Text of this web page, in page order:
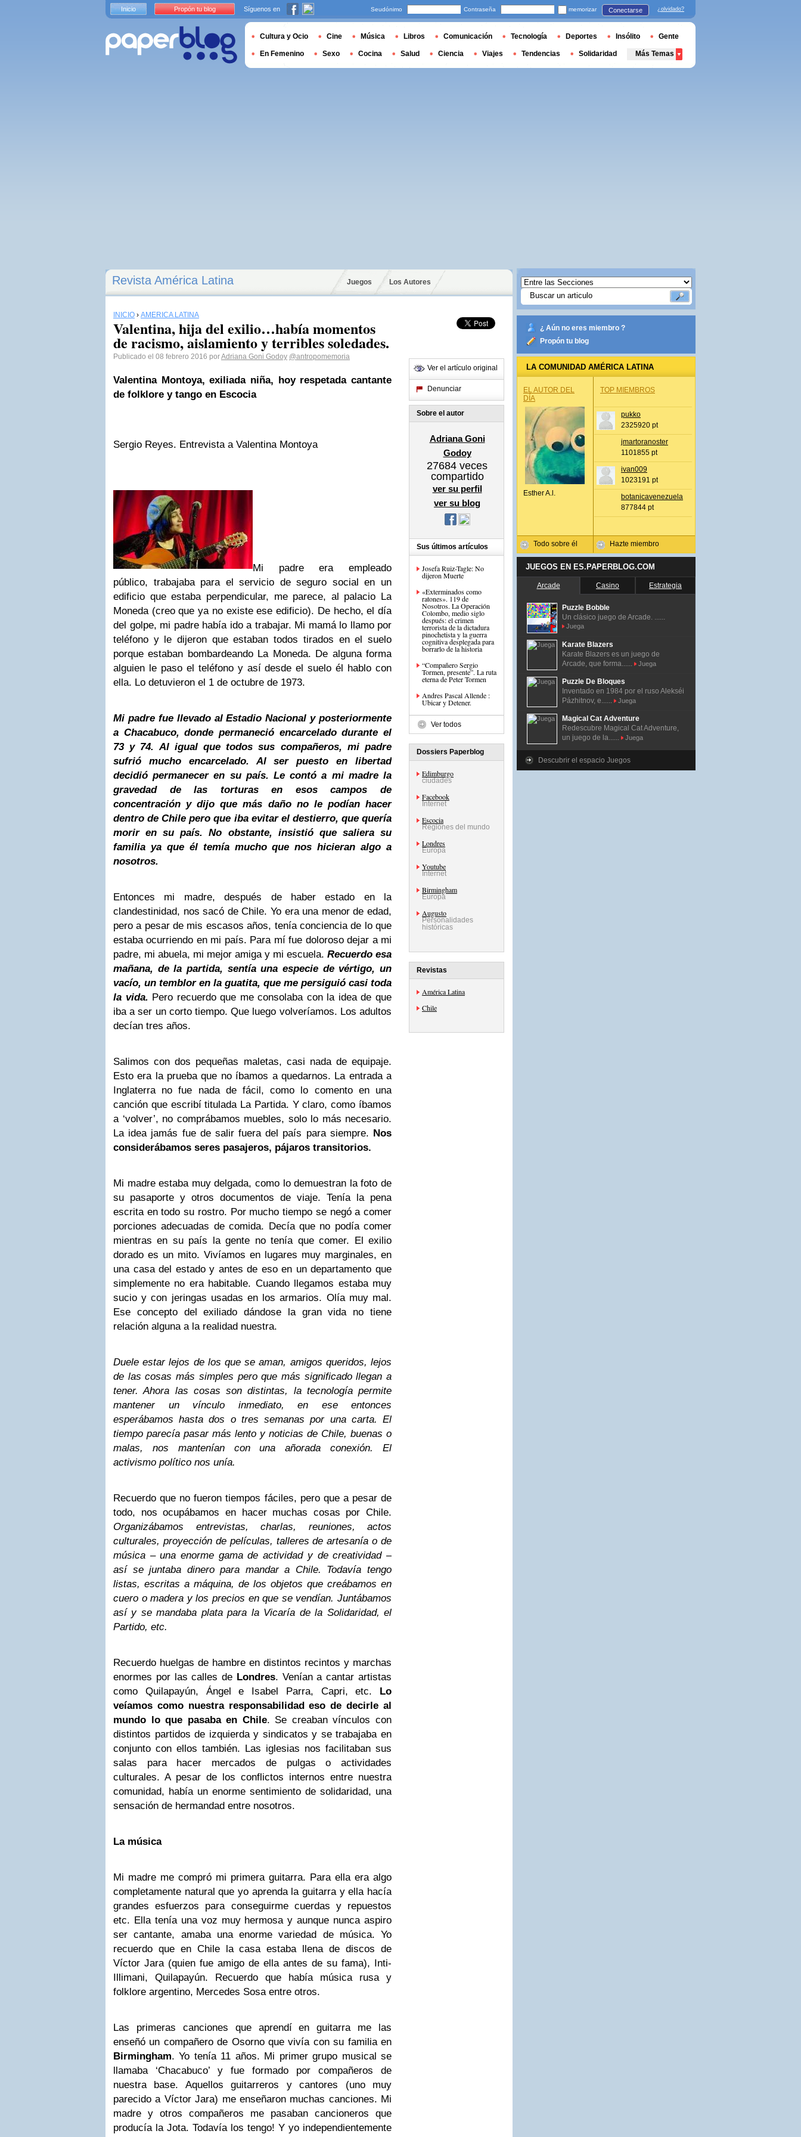
Revista América Latina Juegos Los Autores
INICIO › AMÉRICA LATINA
Valentina, hija del exilio…había momentos
de racismo, aislamiento y terribles soledades.
Publicado el 08 febrero 2016 porAdriana Goni Godoy @antropomemoria
Valentina Montoya, exiliada niña, hoy respetada cantante
de folklore y tango en Escocia
Sergio Reyes. Entrevista a Valentina Montoya
Mi padre era empleado
público, trabajaba para el servicio de seguro social en un
edificio que estaba perpendicular, me parece, al palacio La
Moneda (creo que ya no existe ese edificio). De hecho, el día
del golpe, mi padre había ido a trabajar. Mi mamá lo llamo por
teléfono y le dijeron que estaban todos tirados en el suelo
porque estaban bombardeando La Moneda. De alguna forma
alguien le paso el teléfono y así desde el suelo él hablo con
ella. Lo detuvieron el 1 de octubre de 1973.
Mi padre fue llevado al Estadio Nacional y posteriormente
a Chacabuco, donde permaneció encarcelado durante el
73 y 74. Al igual que todos sus compañeros, mi padre
sufrió mucho encarcelado. Al ser puesto en libertad
decidió permanecer en su país. Le contó a mi madre la
gravedad de las torturas en esos campos de
concentración y dijo que más daño no le podían hacer
dentro de Chile pero que iba evitar el destierro, que quería
morir en su país. No obstante, insistió que saliera su
familia ya que él temía mucho que nos hicieran algo a
nosotros.
Entonces mi madre, después de haber estado en la
clandestinidad, nos sacó de Chile. Yo era una menor de edad,
pero a pesar de mis escasos años, tenía conciencia de lo que
estaba ocurriendo en mi país. Para mí fue doloroso dejar a mi
padre, mi abuela, mi mejor amiga y mi escuela. Recuerdo esa
mañana, de la partida, sentía una especie de vértigo, un
vacío, un temblor en la guatita, que me persiguió casi toda
la vida. Pero recuerdo que me consolaba con la idea de que
iba a ser un corto tiempo. Que luego volveríamos. Los adultos
decían tres años.
Salimos con dos pequeñas maletas, casi nada de equipaje.
Esto era la prueba que no íbamos a quedarnos. La entrada a
Inglaterra no fue nada de fácil, como lo comento en una
canción que escribí titulada La Partida. Y claro, como íbamos
a ‘volver’, no comprábamos muebles, solo lo más necesario.
La idea jamás fue de salir fuera del país para siempre. Nos
considerábamos seres pasajeros, pájaros transitorios.
Mi madre estaba muy delgada, como lo demuestran la foto de
su pasaporte y otros documentos de viaje. Tenía la pena
escrita en todo su rostro. Por mucho tiempo se negó a comer
porciones adecuadas de comida. Decía que no podía comer
mientras en su país la gente no tenía que comer. El exilio
dorado es un mito. Vivíamos en lugares muy marginales, en
una casa del estado y antes de eso en un departamento que
simplemente no era habitable. Cuando llegamos estaba muy
sucio y con jeringas usadas en los armarios. Olía muy mal.
Ese concepto del exiliado dándose la gran vida no tiene
relación alguna a la realidad nuestra.
Duele estar lejos de los que se aman, amigos queridos, lejos
de las cosas más simples pero que más significado llegan a
tener. Ahora las cosas son distintas, la tecnología permite
mantener un vínculo inmediato, en ese entonces
esperábamos hasta dos o tres semanas por una carta. El
tiempo parecía pasar más lento y noticias de Chile, buenas o
malas, nos mantenían con una añorada conexión. El
activismo político nos unía.
Recuerdo que no fueron tiempos fáciles, pero que a pesar de
todo, nos ocupábamos en hacer muchas cosas por Chile.
Organizábamos entrevistas, charlas, reuniones, actos
culturales, proyección de películas, talleres de artesanía o de
música – una enorme gama de actividad y de creatividad –
así se juntaba dinero para mandar a Chile. Todavía tengo
listas, escritas a máquina, de los objetos que creábamos en
cuero o madera y los precios en que se vendían. Juntábamos
así y se mandaba plata para la Vicaría de la Solidaridad, el
Partido, etc.
Recuerdo huelgas de hambre en distintos recintos y marchas
enormes por las calles de Londres. Venían a cantar artistas
como Quilapayún, Ángel e Isabel Parra, Capri, etc. Lo
veíamos como nuestra responsabilidad eso de decirle al
mundo lo que pasaba en Chile. Se creaban vínculos con
distintos partidos de izquierda y sindicatos y se trabajaba en
conjunto con ellos también. Las iglesias nos facilitaban sus
salas para hacer mercados de pulgas o actividades
culturales. A pesar de los conflictos internos entre nuestra
comunidad, había un enorme sentimiento de solidaridad, una
sensación de hermandad entre nosotros.
La música
Mi madre me compró mi primera guitarra. Para ella era algo
completamente natural que yo aprenda la guitarra y ella hacía
grandes esfuerzos para conseguirme cuerdas y repuestos
etc. Ella tenía una voz muy hermosa y aunque nunca aspiro
ser cantante, amaba una enorme variedad de música. Yo
recuerdo que en Chile la casa estaba llena de discos de
Víctor Jara (quien fue amigo de ella antes de su fama), Inti-
Illimani, Quilapayún. Recuerdo que había música rusa y
folklore argentino, Mercedes Sosa entre otros.
Las primeras canciones que aprendí en guitarra me las
enseñó un compañero de Osorno que vivía con su familia en
Birmingham. Yo tenía 11 años. Mi primer grupo musical se
llamaba ‘Chacabuco’ y fue formado por compañeros de
nuestra base. Aquellos guitarreros y cantores (uno muy
parecido a Víctor Jara) me enseñaron muchas canciones. Mi
madre y otros compañeros me pasaban cancioneros que
producía la Jota. Todavía los tengo! Y yo independientemente
Ver el artículo original
Denunciar
Sobre el autor
Adriana Goni
Godoy
27684 veces
compartido
ver su perfil
ver su blog
Sus últimos artículos
Josefa Ruiz-Tagle: No
dijeron Muerte
«Exterminados como
ratones». 119 de
Nosotros. La Operación
Colombo, medio siglo
después: el crimen
terrorista de la dictadura
pinochetista y la guerra
cognitiva desplegada para
borrarlo de la historia
“Compañero Sergio
Tormen, presente”. La ruta
eterna de Peter Tormen
Andres Pascal Allende :
Ubicar y Detener.
Ver todos
Dossiers Paperblog
Edimburgo
ciudades
Facebook
Internet
Escocia
Regiones del mundo
Londres
Europa
Youtube
Internet
Birmingham
Europa
Augusto
Personalidades
históricas
Revistas
América Latina
Chile
¿ Aún no eres miembro ?
Propón tu blog
LA COMUNIDAD AMÉRICA LATINA
EL AUTOR DEL
DÍA
Esther A.l.
Todo sobre él
TOP MIEMBROS
pukko
2325920 pt
jmartoranoster
1101855 pt
ivan009
1023191 pt
botanicavenezuela
877844 pt
Hazte miembro
JUEGOS EN ES.PAPERBLOG.COM
Arcade Casino Estrategia
Puzzle Bobble
Un clásico juego de Arcade. ......
Juega
Karate Blazers
Karate Blazers es un juego de
Arcade, que forma......
Juega
Puzzle De Bloques
Inventado en 1984 por el ruso Alekséi
Pázhitnov, e......
Juega
Magical Cat Adventure
Redescubre Magical Cat Adventure,
un juego de la......
Juega
Descubrir el espacio Juegos
Inicio Propón tu blog Síguenos en Seudónimo Contraseña memorizar Conectarse ¿olvidado?
Cultura y Ocio Cine Música Libros Comunicación Tecnología Deportes Insólito Gente
En Femenino Sexo Cocina Salud Ciencia Viajes Tendencias Solidaridad Más Temas